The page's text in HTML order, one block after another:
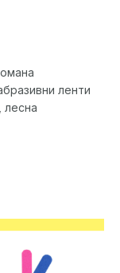
ленти
лесна